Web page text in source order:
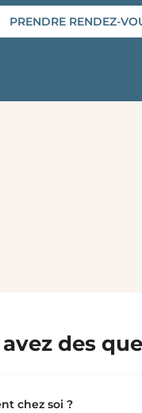
PRENDRE RENDEZ-
des
chez soi ?